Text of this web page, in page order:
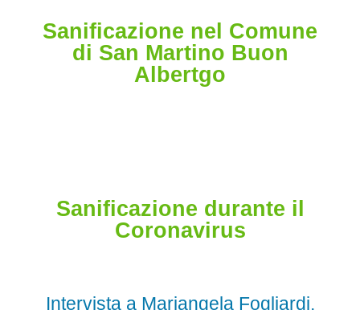
Sanificazione nel Comune
di San Martino Buon
Albertgo
Sanificazione durante il
Coronavirus
Intervista a Mariangela Fogliardi,